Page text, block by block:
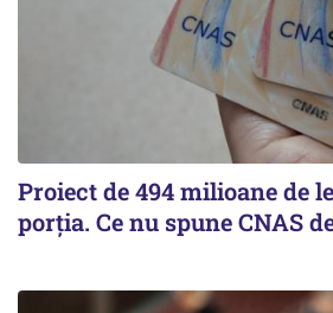
Proiect de 494 milioane de
porția. Ce nu spune CNAS